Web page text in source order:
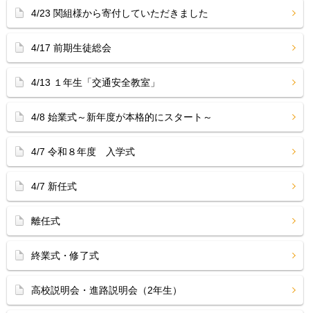
4/23 関組様から寄付していただきました
4/17 前期生徒総会
4/13 １年生「交通安全教室」
4/8 始業式～新年度が本格的にスタート～
4/7 令和８年度 入学式
4/7 新任式
離任式
終業式・修了式
高校説明会・進路説明会（2年生）